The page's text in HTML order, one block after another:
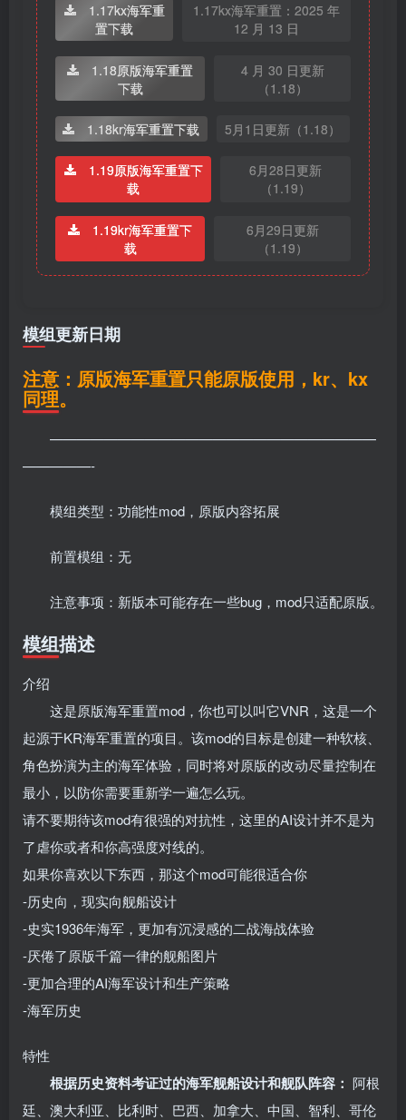
1.17kx海军重
置下载
1.17kx海军重置：2025 年
12 月 13 日
1.18原版海军重置
下载
4 月 30 日更新
（1.18）
1.18kr海军重置下载 5月1日更新（1.18）
1.19原版海军重置下
载
6月28日更新
（1.19）
1.19kr海军重置下
载
6月29日更新
（1.19）
模组更新日期
注意：原版海军重置只能原版使用，kr、kx
同理。
————————————————————————
—————-
模组类型：功能性mod，原版内容拓展
前置模组：无
注意事项：新版本可能存在一些bug，mod只适配原版。
模组描述
介绍
这是原版海军重置mod，你也可以叫它VNR，这是一个
起源于KR海军重置的项目。该mod的目标是创建一种软核、
角色扮演为主的海军体验，同时将对原版的改动尽量控制在
最小，以防你需要重新学一遍怎么玩。
请不要期待该mod有很强的对抗性，这里的AI设计并不是为
了虐你或者和你高强度对线的。
如果你喜欢以下东西，那这个mod可能很适合你
-历史向，现实向舰船设计
-史实1936年海军，更加有沉浸感的二战海战体验
-厌倦了原版千篇一律的舰船图片
-更加合理的AI海军设计和生产策略
-海军历史
特性
根据历史资料考证过的海军舰船设计和舰队阵容： 阿根
廷、澳大利亚、比利时、巴西、加拿大、中国、智利、哥伦